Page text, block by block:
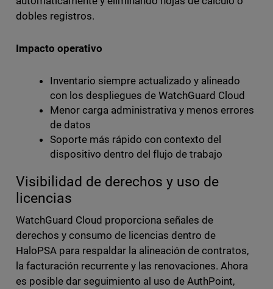
dobles registros.
Impacto operativo
Inventario siempre actualizado y alineado
con los despliegues de WatchGuard Cloud
Menor carga administrativa y menos errores
de datos
Soporte más rápido con contexto del
dispositivo dentro del flujo de trabajo
Visibilidad de derechos y uso de
licencias
WatchGuard Cloud proporciona señales de
derechos y consumo de licencias dentro de
HaloPSA para respaldar la alineación de contratos,
la facturación recurrente y las renovaciones. Ahora
es posible dar seguimiento al uso de AuthPoint,